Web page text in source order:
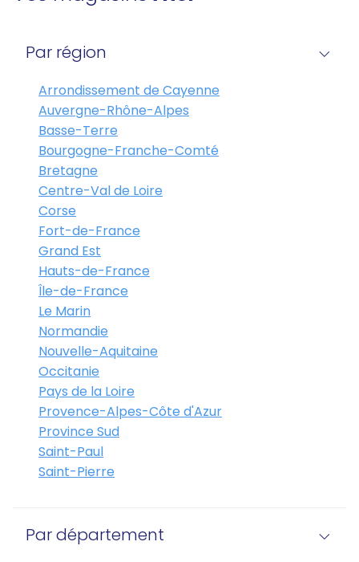
Par région
Arrondissement de Cayenne
Auvergne-Rhône-Alpes
Basse-Terre
Bourgogne-Franche-Comté
Bretagne
Centre-Val de Loire
Corse
Fort-de-France
Grand Est
Hauts-de-France
Île-de-France
Le Marin
Normandie
Nouvelle-Aquitaine
Occitanie
Pays de la Loire
Provence-Alpes-Côte d'Azur
Province Sud
Saint-Paul
Saint-Pierre
Par département